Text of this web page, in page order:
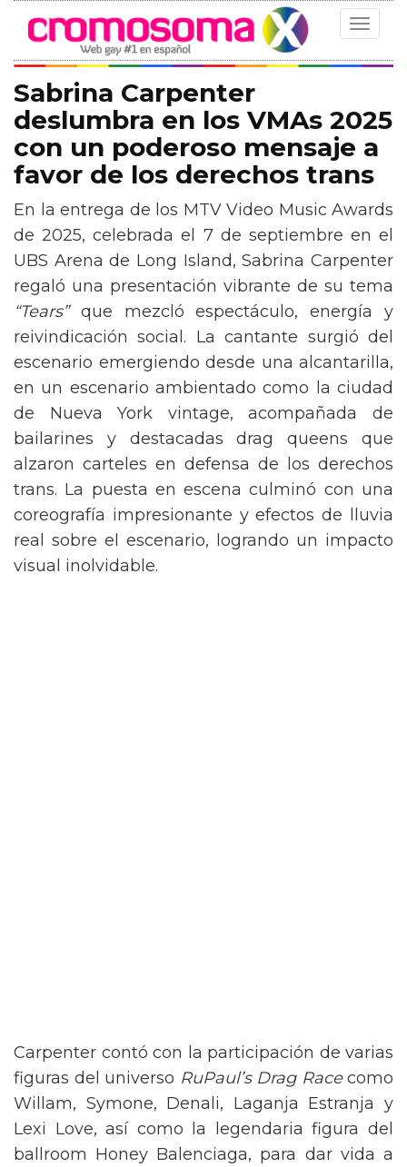
Toggle
Sabrina Carpenter
deslumbra en los VMAs 2025
con un poderoso mensaje a
favor de los derechos trans
En la entrega de los MTV Video Music Awards
de 2025, celebrada el 7 de septiembre en el
UBS Arena de Long Island, Sabrina Carpenter
regaló una presentación vibrante de su tema
“Tears”que mezcló espectáculo, energía y
reivindicación social. La cantante surgió del
escenario emergiendo desde una alcantarilla,
en un escenario ambientado como la ciudad
de Nueva York vintage, acompañada de
bailarines y destacadas drag queens que
alzaron carteles en defensa de los derechos
trans. La puesta en escena culminó con una
coreografía impresionante y efectos de lluvia
real sobre el escenario, logrando un impacto
visual inolvidable.
Carpenter contó con la participación de varias
figuras del universo RuPaul’s Drag Racecomo
Willam, Symone, Denali, Laganja Estranja y
Lexi Love, así como la legendaria figura del
ballroom Honey Balenciaga, para dar vida a